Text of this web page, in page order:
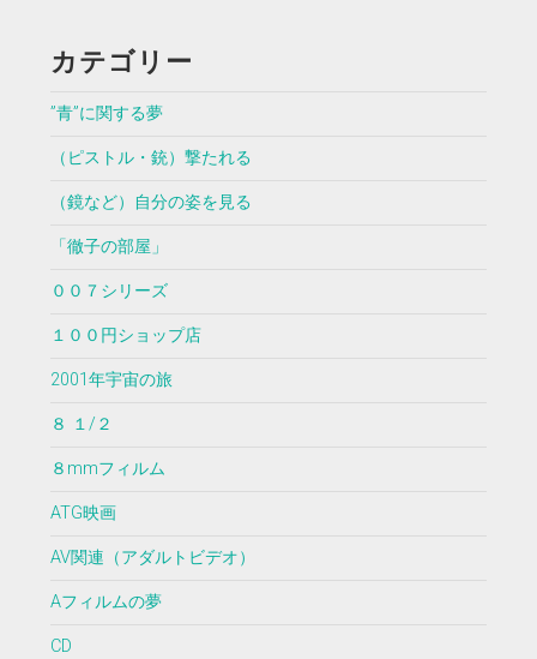
カテゴリー
”青”に関する夢
（ピストル・銃）撃たれる
（鏡など）自分の姿を見る
「徹子の部屋」
００７シリーズ
１００円ショップ店
2001年宇宙の旅
８ １/２
８mmフィルム
ATG映画
AV関連（アダルトビデオ）
Aフィルムの夢
CD